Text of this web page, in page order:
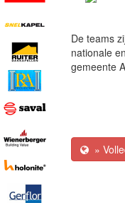
De teams
nationale
gemeente
»